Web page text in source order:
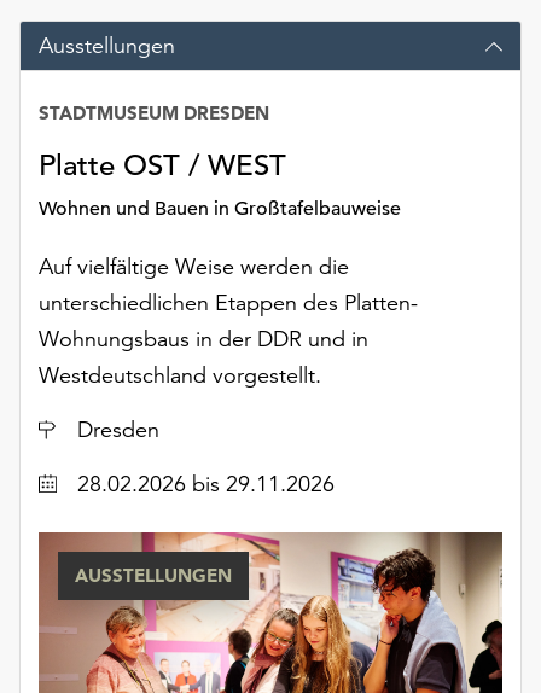
und
widerrufen.
Dafür
steht
am
der
die
Schaltfläche
„Cookie-
Einstellungen“
zur
Verfügung.
Funktionale
Cookies
werden
ohne
Einverständnis
weiterhin
ausgeführt.
Ausstellungen
Platte OST / WEST
Wohnen und Bauen in Großtafelbauweise
STADTMUSEUM DRESDEN
Auf vielfältige Weise werden die
unterschiedlichen Etappen des Platten-
Wohnungsbaus in der DDR und in
Westdeutschland vorgestellt.
Ort
Dresden
Datum28.02.2026 bis 29.11.2026
AUSSTELLUNGEN